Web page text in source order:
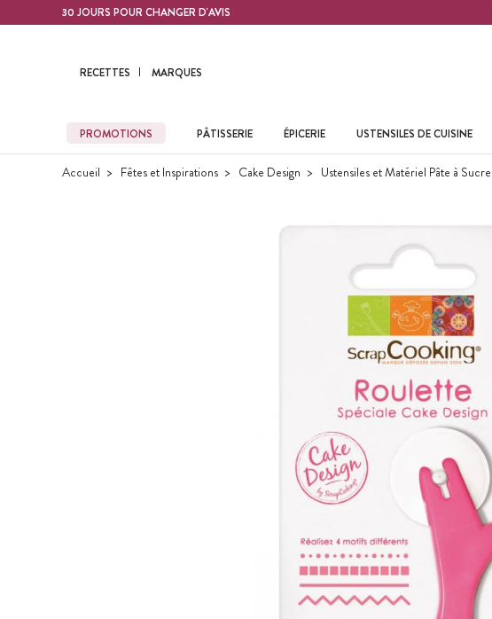
Contenu principal30 JOURS POUR CHANGER D'AVIS
RECETTES MARQUES
PROMOTIONS PÂTISSERIE ÉPICERIE USTENSILES DE CUISINE
Accueil Fêtes et Inspirations Cake Design Ustensiles et Matériel Pâte à Sucre